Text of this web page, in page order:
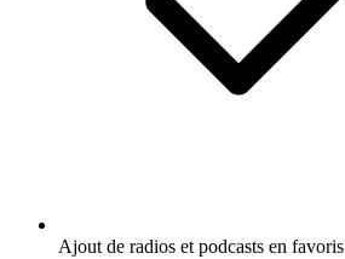
Ajout de radios et podcasts en favoris